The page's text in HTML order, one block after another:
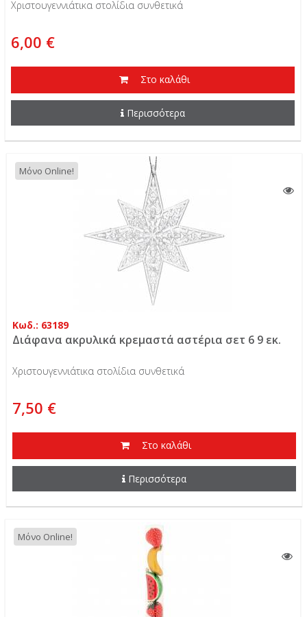
Χριστουγεννιάτικα στολίδια συνθετικά
6,00 €
Στο καλάθι
Περισσότερα
Μόνο Online!
Κωδ.: 63189
Διάφανα ακρυλικά κρεμαστά αστέρια σετ 6 9 εκ.
Χριστουγεννιάτικα στολίδια συνθετικά
7,50 €
Στο καλάθι
Περισσότερα
Μόνο Online!